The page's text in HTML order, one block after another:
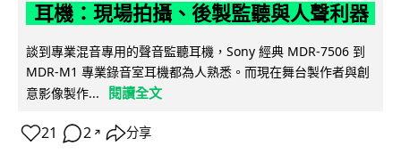
耳機：現場拍攝、後製監聽與人聲利器
談到專業混音專用的聲音監聽耳機，Sony 經典 MDR-7506 到
MDR-M1 專業錄音室耳機都為人熟悉。而現在舞台製作者與創
意影像製作...
閱讀全文
21 2 ↗ 分享